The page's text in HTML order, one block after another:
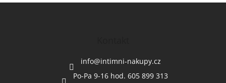
info@intimni-nakupy.cz
Po-Pa 9-16 hod. 605 899 313